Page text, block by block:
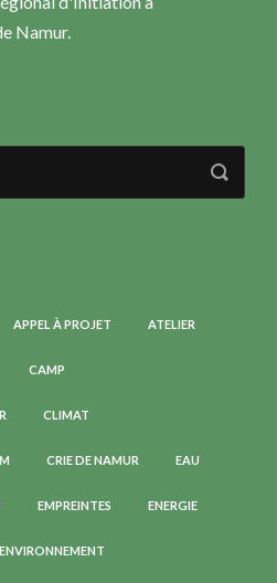
Namur.
APPEL À PROJET ATELIER
CAMP
CLIMAT
CRIE DE NAMUR EAU
EMPREINTES ENERGIE